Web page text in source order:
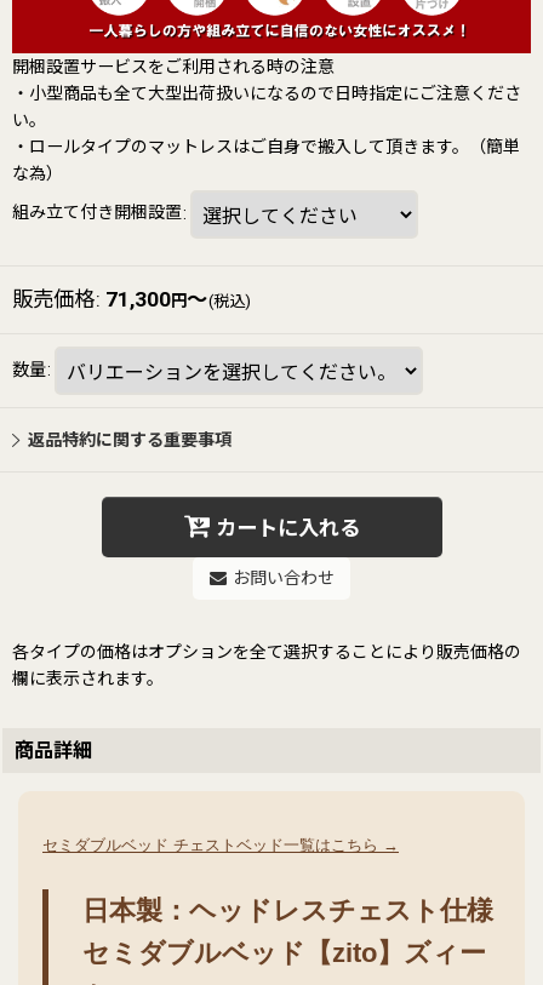
開梱設置サービスをご利用される時の注意
・小型商品も全て大型出荷扱いになるので日時指定にご注意くださ
い。
・ロールタイプのマットレスはご自身で搬入して頂きます。（簡単
な為）
組み立て付き開梱設置:
販売価格: 71,300円～(税込)
数量:
返品特約に関する重要事項
カートに入れる
お問い合わせ
各タイプの価格はオプションを全て選択することにより販売価格の
欄に表示されます。
商品詳細
セミダブルベッド チェストベッド一覧はこちら →
日本製：ヘッドレスチェスト仕様
セミダブルベッド【zito】ズィー